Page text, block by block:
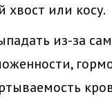
хвост или косу.
из-за